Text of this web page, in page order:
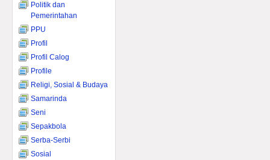
Politik dan
Pemerintahan
PPU
Profil
Profil Calog
Profile
Religi, Sosial & Budaya
Samarinda
Seni
Sepakbola
Serba-Serbi
Sosial